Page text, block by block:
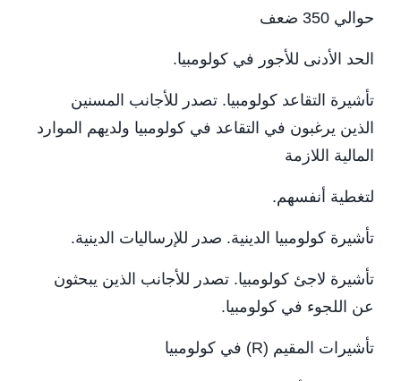
حوالي 350 ضعف
الحد الأدنى للأجور في كولومبيا.
تأشيرة التقاعد كولومبيا. تصدر للأجانب المسنين
الذين يرغبون في التقاعد في كولومبيا ولديهم الموارد
المالية اللازمة
لتغطية أنفسهم.
تأشيرة كولومبيا الدينية. صدر للإرساليات الدينية.
تأشيرة لاجئ كولومبيا. تصدر للأجانب الذين يبحثون
عن اللجوء في كولومبيا.
تأشيرات المقيم (R) في كولومبيا